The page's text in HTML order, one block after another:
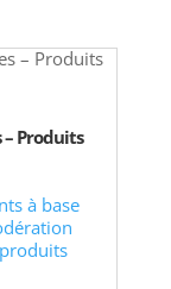
– Produits
à base